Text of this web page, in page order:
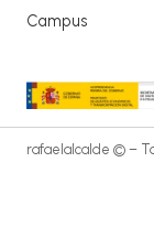
Campus
rafaelalcalde © –